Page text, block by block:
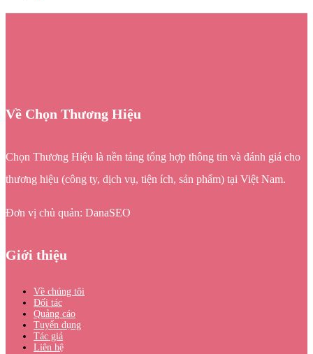
Về Chọn Thương Hiệu
Chọn Thương Hiệu là nền tảng tổng hợp thông tin và đánh giá cho
thương hiệu (công ty, dịch vụ, tiện ích, sản phẩm) tại Việt Nam.
Đơn vị chủ quản: DanaSEO
Giới thiệu
Về chúng tôi
Đối tác
Quảng cáo
Tuyển dụng
Tác giả
Liên hệ